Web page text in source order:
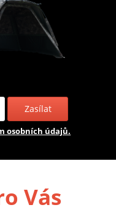
Zasílat
osobních údajů.
Vás